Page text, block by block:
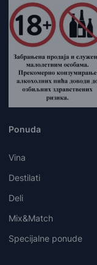
Ponuda
Vina
Destilati
Deli
Mix&Match
Specijalne ponude